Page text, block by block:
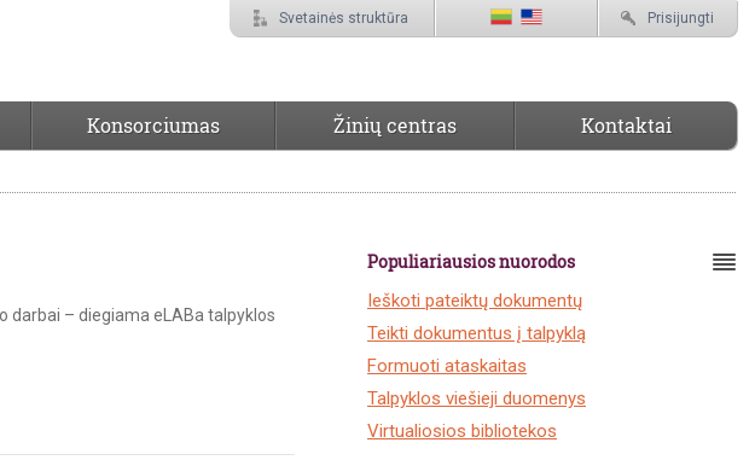
Svetainės struktūra Prisijungti
Konsorciumas Žinių centras Kontaktai
darbai – diegiama eLABa talpyklos
Populiariausios nuorodos
Ieškoti pateiktų dokumentų
Teikti dokumentus į talpyklą
Formuoti ataskaitas
Talpyklos viešieji duomenys
Virtualiosios bibliotekos